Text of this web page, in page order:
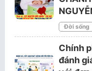
Đời sống
Chính
đánh